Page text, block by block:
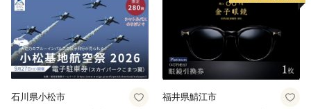
石川県小松市 福井県鯖江市